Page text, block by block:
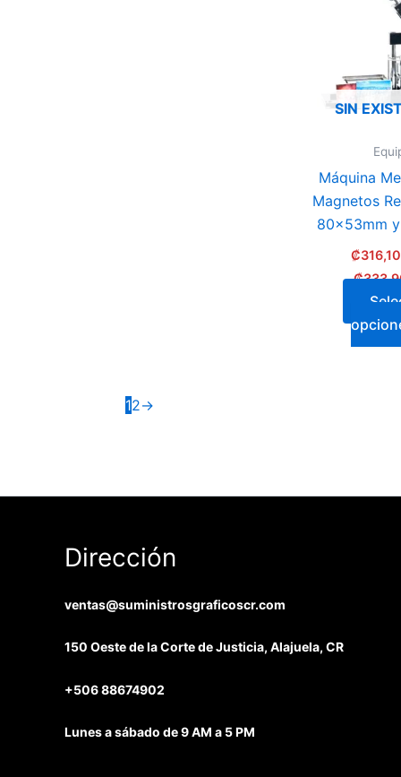
SIN
Máquina
Magnetos
80x53mm
₡
₡
12→
Dirección
ventas@suministrosgraficoscr.com
150 Oeste de la Corte de Justicia, Alajuela, CR
+506 88674902
Lunes a sábado de 9 AM a 5 PM